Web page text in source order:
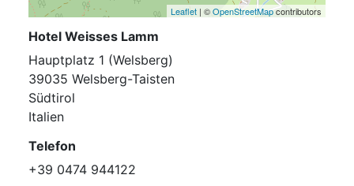
Leaflet | ©OpenStreetMapcontributors
Hotel Weisses Lamm
Hauptplatz 1 (Welsberg)
39035 Welsberg-Taisten
Südtirol
Italien
Telefon
+39 0474 944122